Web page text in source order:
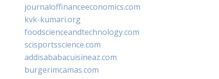
journaloffinanceeconomics.com
kvk-kumari.org
foodscienceandtechnology.com
scisportsscience.com
addisababacuisineaz.com
burgerimcamas.com